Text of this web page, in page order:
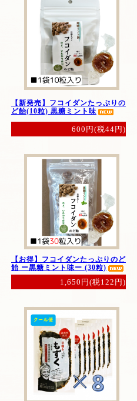
【新発売】フコイダンたっぷりの
ど飴(10粒) 黒糖ミント味
600円(税44円)
【お得】フコイダンたっぷりのど
飴 ー黒糖ミント味ー (30粒)
1,650円(税122円)